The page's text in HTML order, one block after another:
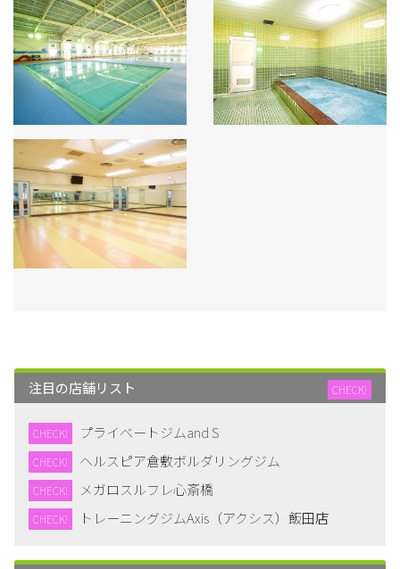
注目の店舗リスト CHECK!
CHECK! プライベートジムand S
CHECK! ヘルスピア倉敷ボルダリングジム
CHECK! メガロスルフレ心斎橋
CHECK! トレーニングジムAxis（アクシス）飯田店